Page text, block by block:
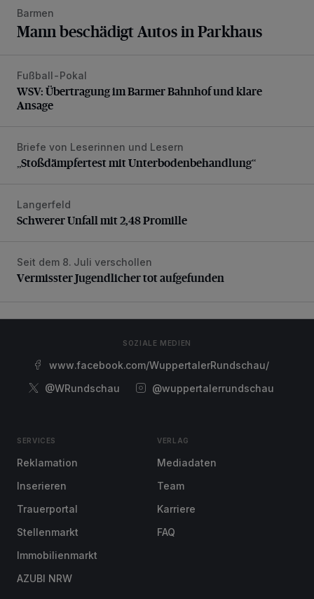
Barmen
Mann beschädigt Autos in Parkhaus
WSV: Übertragung im Barmer Bahnhof und klare Ansage
Fußball-Pokal
WSV: Übertragung im Barmer Bahnhof und klare
Ansage
„Stoßdämpfertest mit Unterbodenbehandlung“
Briefe von Leserinnen und Lesern
„Stoßdämpfertest mit Unterbodenbehandlung“
Schwerer Unfall mit 2,48 Promille
Langerfeld
Schwerer Unfall mit 2,48 Promille
Vermisster Jugendlicher tot aufgefunden
Seit dem 8. Juli verschollen
Vermisster Jugendlicher tot aufgefunden
SOZIALE MEDIEN
www.facebook.com/WuppertalerRundschau/
@WRundschau
@wuppertalerrundschau
SERVICES
Reklamation
Inserieren
Trauerportal
Stellenmarkt
Immobilienmarkt
AZUBI NRW
VERLAG
Mediadaten
Team
Karriere
FAQ